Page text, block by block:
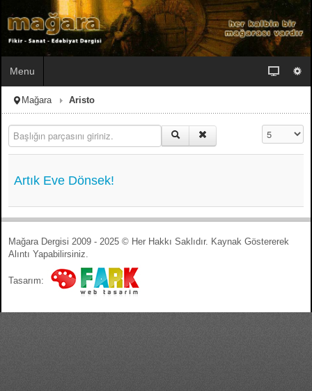
Menu
Mağara Aristo
Başlığın parçasını giriniz.
Artık Eve Dönsek!
Mağara Dergisi 2009 - 2025 © Her Hakkı Saklıdır. Kaynak Göstererek
Alıntı Yapabilirsiniz.
Tasarım: